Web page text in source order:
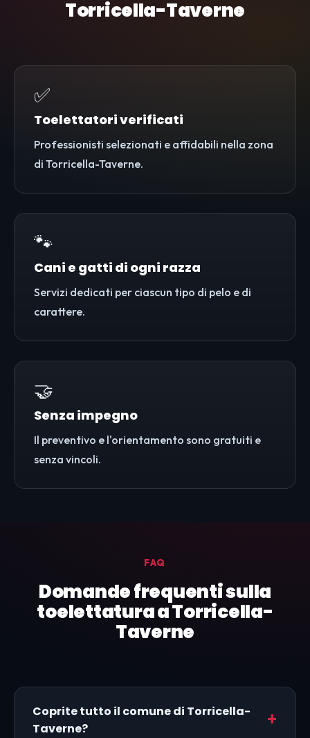
Torricella-Taverne
✅
Toelettatori verificati
Professionisti selezionati e affidabili nella zona
di Torricella-Taverne.
🐾
Cani e gatti di ogni razza
Servizi dedicati per ciascun tipo di pelo e di
carattere.
🤝
Senza impegno
Il preventivo e l'orientamento sono gratuiti e
senza vincoli.
FAQ
Domande frequenti sulla
toelettatura a Torricella-
Taverne
Coprite tutto il comune di Torricella-
Taverne?